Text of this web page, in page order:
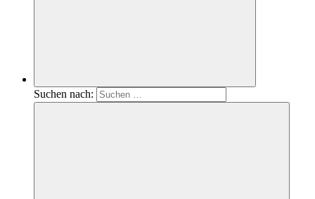
Suchen nach: